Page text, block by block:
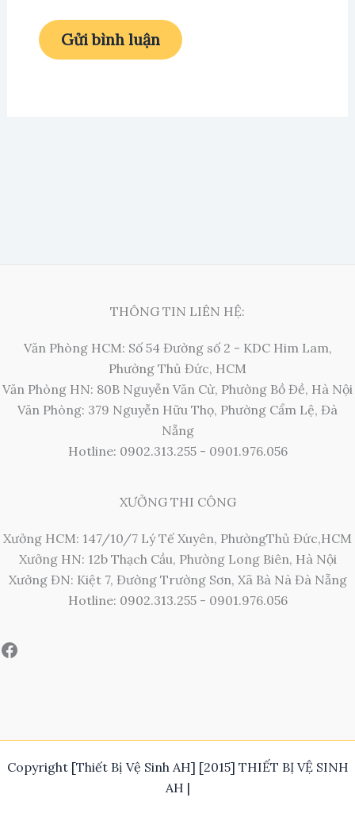
THÔNG TIN LIÊN HỆ:
Văn Phòng HCM: Số 54 Đường số 2 - KDC Him Lam,
Phường Thủ Đức, HCM
Văn Phòng HN: 80B Nguyễn Văn Cừ, Phường Bồ Đề, Hà Nội
Văn Phòng: 379 Nguyễn Hữu Thọ, Phường Cẩm Lệ, Đà
Nẵng
Hotline: 0902.313.255 - 0901.976.056
XƯỞNG THI CÔNG
Xưởng HCM: 147/10/7 Lý Tế Xuyên, PhườngThủ Đức,HCM
Xưởng HN: 12b Thạch Cầu, Phường Long Biên, Hà Nội
Xưởng ĐN: Kiệt 7, Đường Trường Sơn, Xã Bà Nà Đà Nẵng
Hotline: 0902.313.255 - 0901.976.056
Copyright [Thiết Bị Vệ Sinh AH] [2015] THIẾT BỊ VỆ SINH
AH |